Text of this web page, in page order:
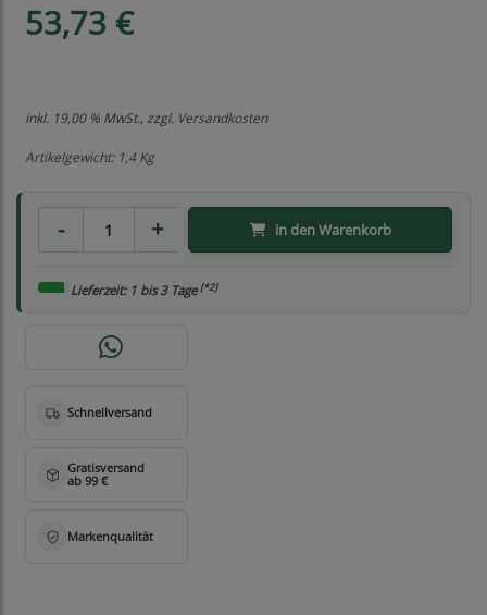
53,73 €
inkl. 19,00 % MwSt., zzgl. Versandkosten
Artikelgewicht: 1,4 Kg
in den Warenkorb
Lieferzeit: 1 bis 3 Tage[*2]